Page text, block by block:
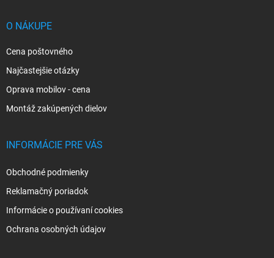
O NÁKUPE
Cena poštovného
Najčastejšie otázky
Oprava mobilov - cena
Montáž zakúpených dielov
INFORMÁCIE PRE VÁS
Obchodné podmienky
Reklamačný poriadok
Informácie o používaní cookies
Ochrana osobných údajov